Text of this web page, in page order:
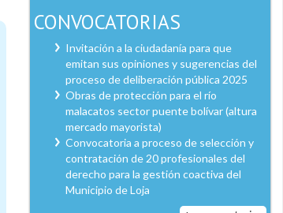
CONVOCATORIAS
Invitación a la ciudadanía para que
emitan sus opiniones y sugerencias del
proceso de deliberación pública 2025
Obras de protección para el río
malacatos sector puente bolívar (altura
mercado mayorista)
Convocatoria a proceso de selección y
contratación de 20 profesionales del
derecho para la gestión coactiva del
Municipio de Loja